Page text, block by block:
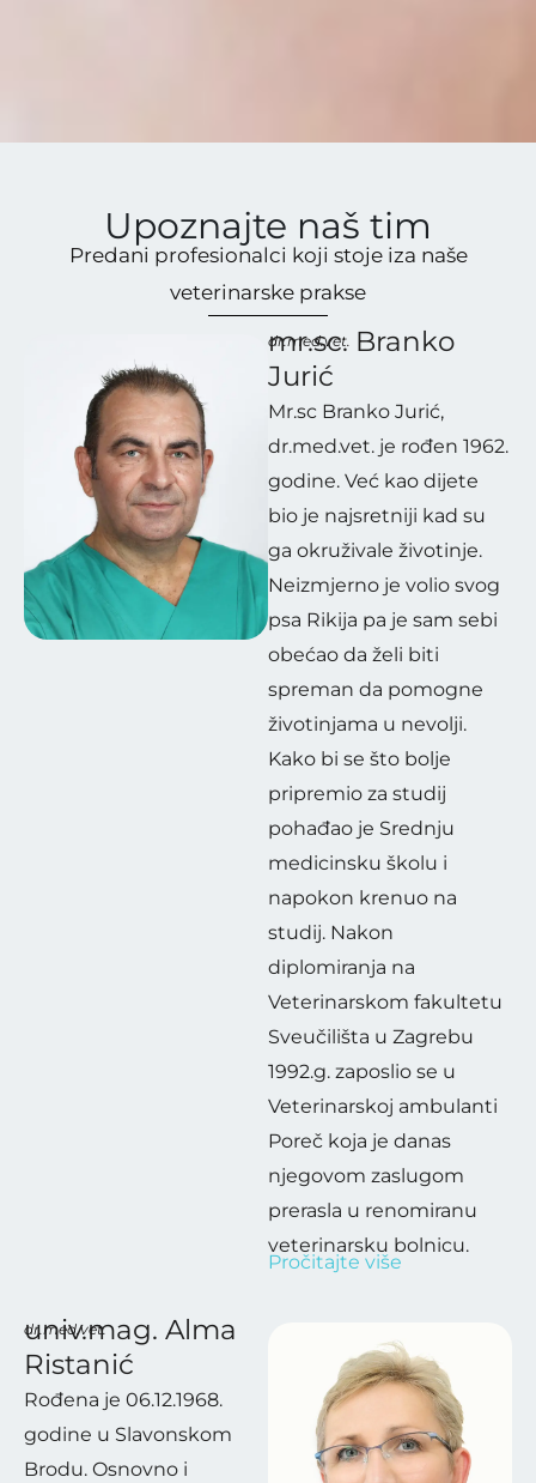
Upoznajte naš tim
Predani profesionalci koji stoje iza naše
veterinarske prakse
dr.med.vet.
mr.sc. Branko
Jurić
Mr.sc Branko Jurić,
dr.med.vet. je rođen 1962.
godine. Već kao dijete
bio je najsretniji kad su
ga okruživale životinje.
Neizmjerno je volio svog
psa Rikija pa je sam sebi
obećao da želi biti
spreman da pomogne
životinjama u nevolji.
Kako bi se što bolje
pripremio za studij
pohađao je Srednju
medicinsku školu i
napokon krenuo na
studij. Nakon
diplomiranja na
Veterinarskom fakultetu
Sveučilišta u Zagrebu
1992.g. zaposlio se u
Veterinarskoj ambulanti
Poreč koja je danas
njegovom zaslugom
prerasla u renomiranu
veterinarsku bolnicu.
istraživačkog rada na
području mikrosporoze
kućnih ljubimaca na
Veterinarskom
Pročitajte više
dr.med.vet.
univ.mag. Alma
Ristanić
Rođena je 06.12.1968.
godine u Slavonskom
Brodu. Osnovno i